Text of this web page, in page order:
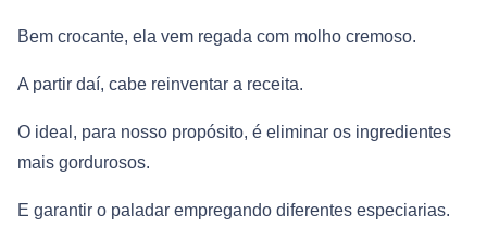
Bem crocante, ela vem regada com molho cremoso.
A partir daí, cabe reinventar a receita.
O ideal, para nosso propósito, é eliminar os ingredientes
mais gordurosos.
E garantir o paladar empregando diferentes especiarias.